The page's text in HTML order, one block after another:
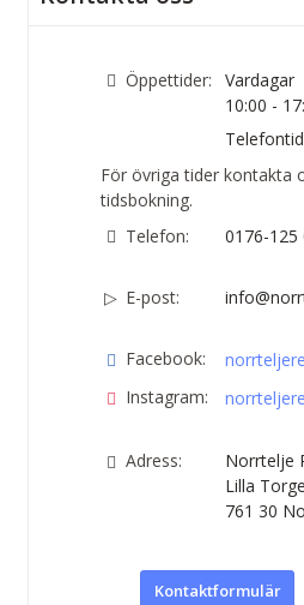
Öppettider:
Vardagar
10:00 -
För övriga tider kontakta
tidsbokning.
Telefon:
0176-125
E-post:
Facebook:
Instagram:
Adress:
Norrtelje
Lilla
761 30
Kontaktformulär